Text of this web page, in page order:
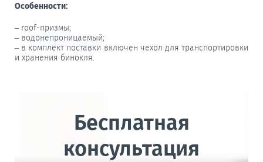
Особенности:
– roof-призмы;
– водонепроницаемый;
– в комплект поставки включен чехол для транспортировки
и хранения бинокля.
Бесплатная
консультация